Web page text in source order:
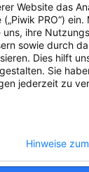
gGmbH
Website das
PRO“)
uns, ihre
sowie durch
Dies hilft
Sie
jederzeit zu
Hinweise